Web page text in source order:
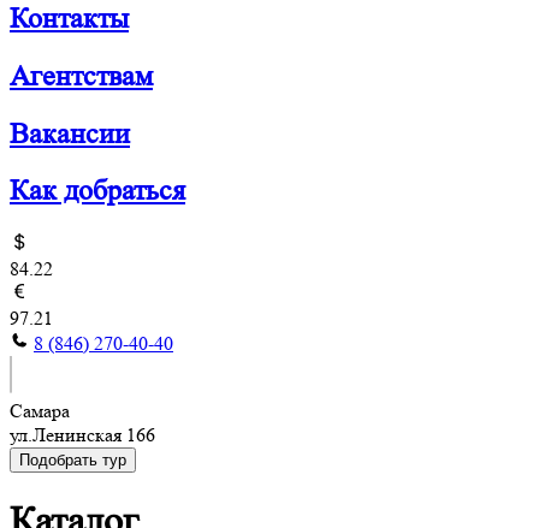
Контакты
Агентствам
Вакансии
Как добраться
84.22
97.21
8 (846) 270-40-40
Самара
ул.Ленинская 166
Подобрать тур